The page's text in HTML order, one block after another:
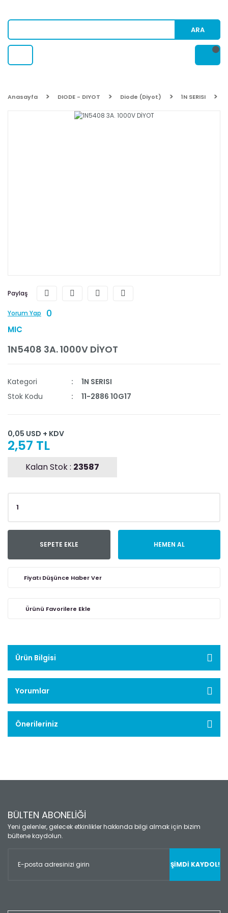
ARA
Anasayfa DIODE - DIYOT Diode (Diyot) 1N SERISI
Paylaş
Yorum Yap 0
MIC
1N5408 3A. 1000V DİYOT
Kategori
1N SERISI
Stok Kodu
11-2886 10G17
0,05 USD + KDV
2,57 TL
Kalan Stok : 23587
SEPETE EKLE HEMEN AL
Fiyatı Düşünce Haber Ver
Ürün Bilgisi
Yorumlar
Önerileriniz
BÜLTEN ABONELİĞİ
Yeni gelenler, gelecek etkinlikler hakkında bilgi almak için bizim
bültene kaydolun.
ŞİMDİ KAYDOL!